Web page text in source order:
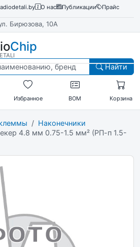
О нас Публикации
Прайс
Бирюзова, 10А
Chip
Найти
Избранное BOM Корзина
Наконечники
4.8 мм 0.75-1.5 мм² (РП-п 1.5-